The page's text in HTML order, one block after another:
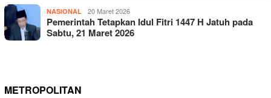
NASIONAL 20 Maret 2026
Pemerintah Tetapkan Idul Fitri 1447 H Jatuh pada
Sabtu, 21 Maret 2026
METROPOLITAN